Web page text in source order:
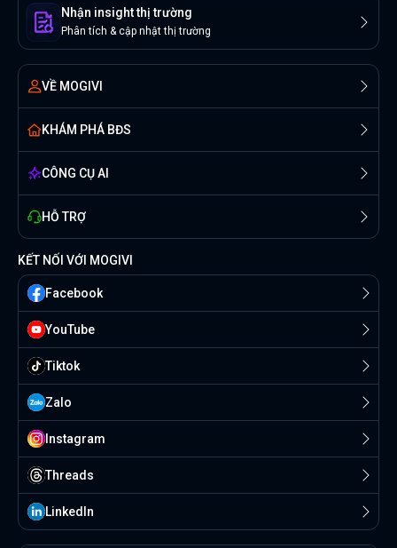
Nhận insight thị trường
Phân tích & cập nhật thị trường
VỀ MOGIVI
KHÁM PHÁ BĐS
CÔNG CỤ AI
HỖ TRỢ
KẾT NỐI VỚI MOGIVI
Facebook
YouTube
Tiktok
Zalo
Instagram
Threads
Linkedln